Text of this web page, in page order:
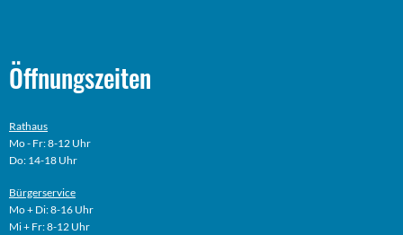
Öffnungszeiten
Rathaus
Mo - Fr: 8-12 Uhr
Do: 14-18 Uhr
Bürgerservice
Mo + Di: 8-16 Uhr
Mi + Fr: 8-12 Uhr